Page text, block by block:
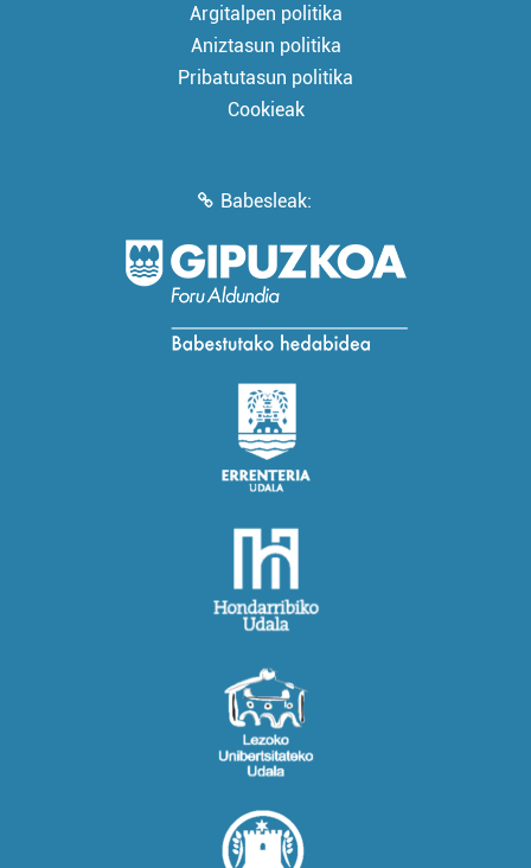
Argitalpen politika
Aniztasun politika
Pribatutasun politika
Cookieak
Babesleak: